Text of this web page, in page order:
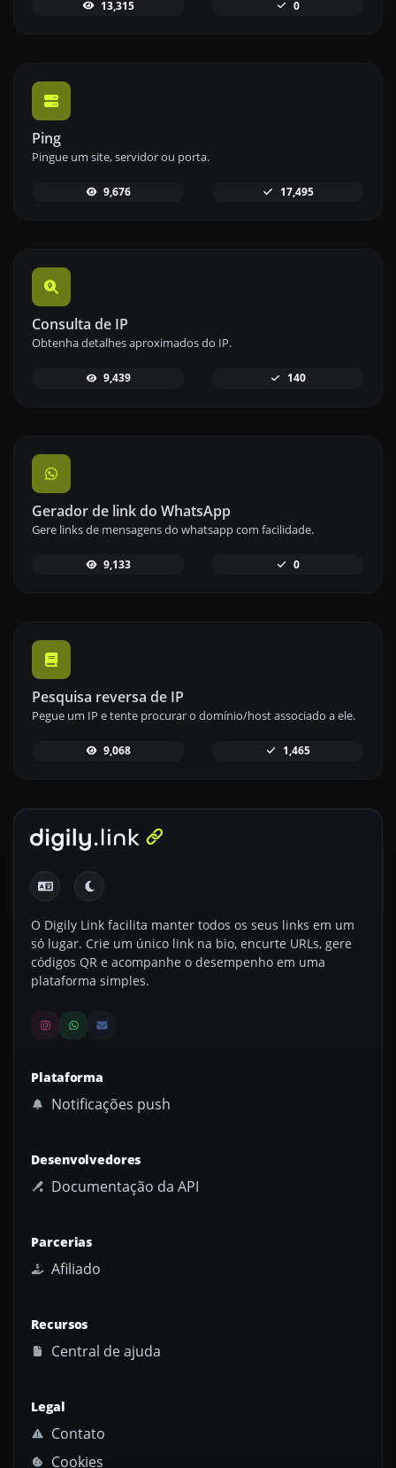
13,315 0
Ping
Pingue um site, servidor ou porta.
9,676 17,495
Consulta de IP
Obtenha detalhes aproximados do IP.
9,439 140
Gerador de link do WhatsApp
Gere links de mensagens do whatsapp com facilidade.
9,133 0
Pesquisa reversa de IP
Pegue um IP e tente procurar o domínio/host associado a ele.
9,068 1,465
O Digily Link facilita manter todos os seus links em um
só lugar. Crie um único link na bio, encurte URLs, gere
códigos QR e acompanhe o desempenho em uma
plataforma simples.
Plataforma
Notificações push
Desenvolvedores
Documentação da API
Parcerias
Afiliado
Recursos
Central de ajuda
Legal
Contato
Cookies